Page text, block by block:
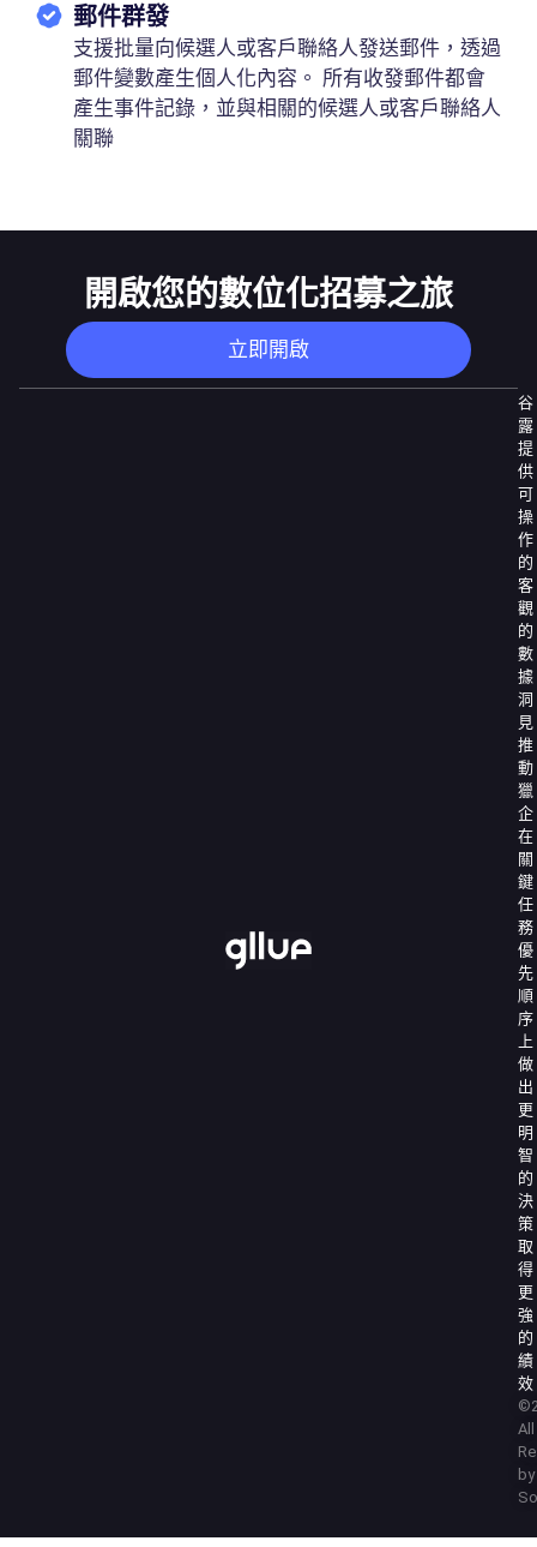
郵件群發
支援批量向候選人或客戶聯絡人發送郵件，透過
郵件變數產生個人化內容。 所有收發郵件都會
產生事件記錄，並與相關的候選人或客戶聯絡人
關聯
立即開啟
開啟您的數位化招募之旅
谷
露
提
供
可
操
作
的
客
觀
的
數
據
洞
推
動
獵
企
在
關
鍵
任
務
優
先
順
序
上
做
出
更
明
智
的
決
策
取
得
更
強
的
績
效